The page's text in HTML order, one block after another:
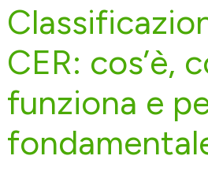
CER: cos’è,
funziona e